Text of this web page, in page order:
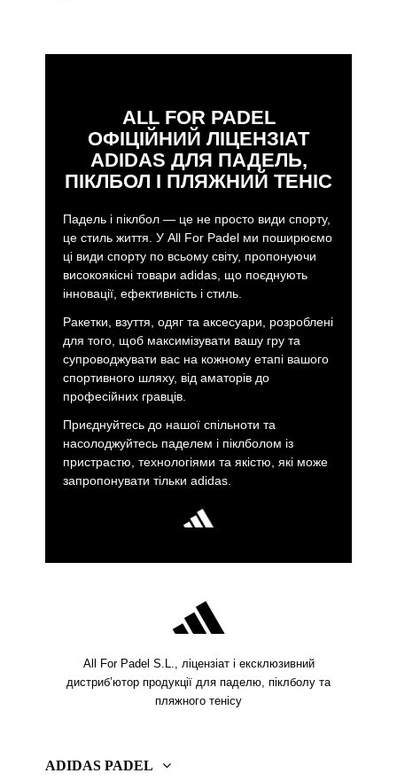
ALL FOR PADEL
ОФІЦІЙНИЙ ЛІЦЕНЗІАТ
ADIDAS ДЛЯ ПАДЕЛЬ,
ПІКЛБОЛ І ПЛЯЖНИЙ ТЕНІС
Падель і піклбол — це не просто види спорту,
це стиль життя. У All For Padel ми поширюємо
ці види спорту по всьому світу, пропонуючи
високоякісні товари adidas, що поєднують
інновації, ефективність і стиль.
Ракетки, взуття, одяг та аксесуари, розроблені
для того, щоб максимізувати вашу гру та
супроводжувати вас на кожному етапі вашого
спортивного шляху, від аматорів до
професійних гравців.
Приєднуйтесь до нашої спільноти та
насолоджуйтесь паделем і піклболом із
пристрастю, технологіями та якістю, які може
запропонувати тільки adidas.
All For Padel S.L., ліцензіат і ексклюзивний
дистриб’ютор продукції для паделю, піклболу та
пляжного тенісу
ADIDAS PADEL